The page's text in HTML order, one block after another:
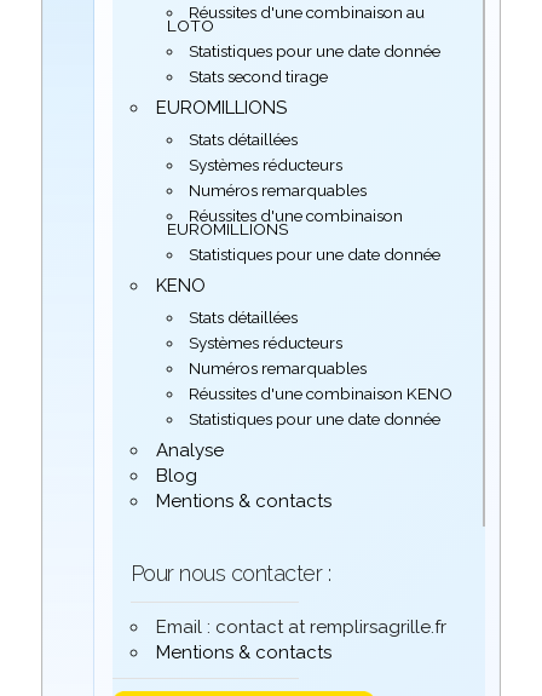
Réussites d'une combinaison au
LOTO
Statistiques pour une date donnée
Stats second tirage
EUROMILLIONS
Stats détaillées
Systèmes réducteurs
Numéros remarquables
Réussites d'une combinaison
EUROMILLIONS
Statistiques pour une date donnée
KENO
Stats détaillées
Systèmes réducteurs
Numéros remarquables
Réussites d'une combinaison KENO
Statistiques pour une date donnée
Analyse
Blog
Mentions & contacts
Pour nous contacter :
Email : contact at remplirsagrille.fr
Mentions & contacts